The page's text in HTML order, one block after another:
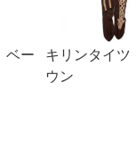
ベー
キリンタイ
ウン